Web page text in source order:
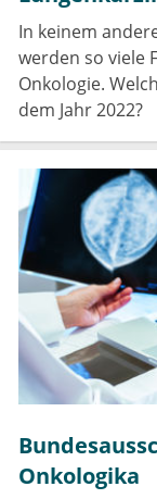
In keinem
werden so viele
Onkologie.
dem Jahr 2022?
Onkologika